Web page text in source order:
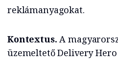
reklámanyagokat.
Kontextus. A
üzemeltető Delivery